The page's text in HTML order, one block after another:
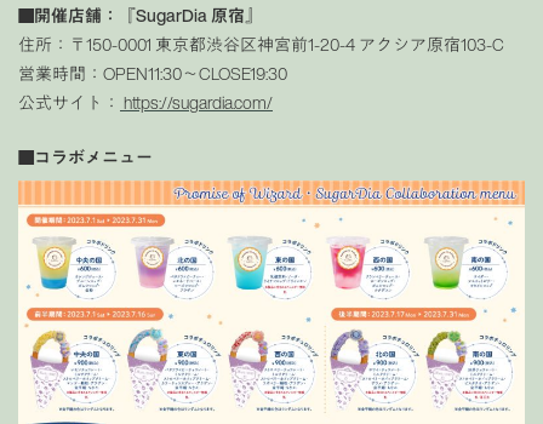
■開催店舗：『SugarDia 原宿』
住所：〒150-0001 東京都渋谷区神宮前1-20-4 アクシア原宿103-C
営業時間：OPEN11:30〜CLOSE19:30
公式サイト： https://sugardia.com/
■コラボメニュー